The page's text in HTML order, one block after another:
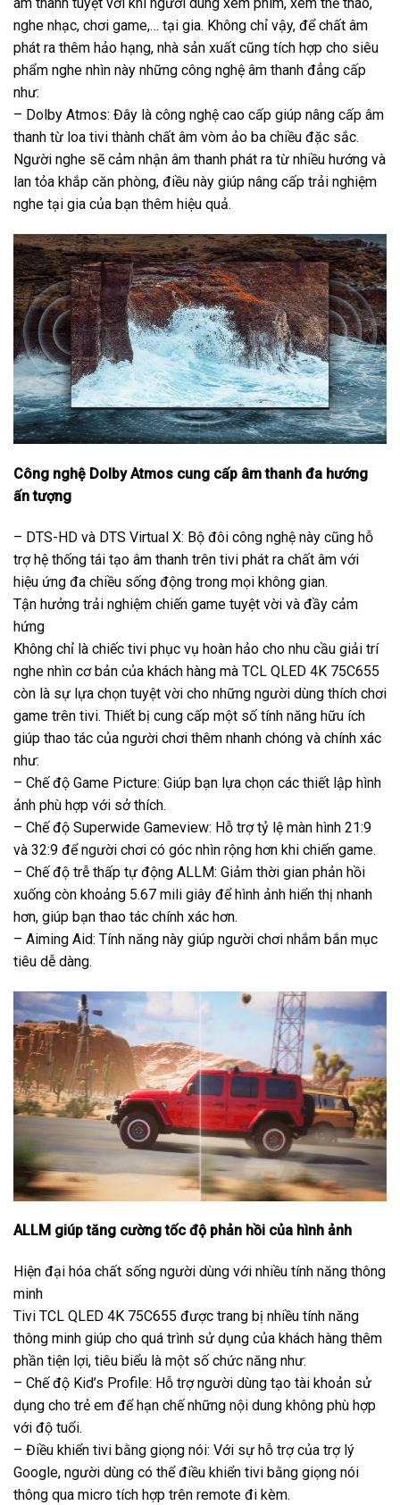
nghe nhạc, chơi game,… tại gia. Không chỉ vậy, để chất âm
phát ra thêm hảo hạng, nhà sản xuất cũng tích hợp cho siêu
phẩm nghe nhìn này những công nghệ âm thanh đẳng cấp
như:
– Dolby Atmos: Đây là công nghệ cao cấp giúp nâng cấp âm
thanh từ loa tivi thành chất âm vòm ảo ba chiều đặc sắc.
Người nghe sẽ cảm nhận âm thanh phát ra từ nhiều hướng và
lan tỏa khắp căn phòng, điều này giúp nâng cấp trải nghiệm
nghe tại gia của bạn thêm hiệu quả.
Công nghệ Dolby Atmos cung cấp âm thanh đa hướng
ấn tượng
– DTS-HD và DTS Virtual X: Bộ đôi công nghệ này cũng hỗ
trợ hệ thống tái tạo âm thanh trên tivi phát ra chất âm với
hiệu ứng đa chiều sống động trong mọi không gian.
Tận hưởng trải nghiệm chiến game tuyệt vời và đầy cảm
hứng
Không chỉ là chiếc tivi phục vụ hoàn hảo cho nhu cầu giải trí
nghe nhìn cơ bản của khách hàng mà TCL QLED 4K 75C655
còn là sự lựa chọn tuyệt vời cho những người dùng thích chơi
game trên tivi. Thiết bị cung cấp một số tính năng hữu ích
giúp thao tác của người chơi thêm nhanh chóng và chính xác
như:
– Chế độ Game Picture: Giúp bạn lựa chọn các thiết lập hình
ảnh phù hợp với sở thích.
– Chế độ Superwide Gameview: Hỗ trợ tỷ lệ màn hình 21:9
và 32:9 để người chơi có góc nhìn rộng hơn khi chiến game.
– Chế độ trễ thấp tự động ALLM: Giảm thời gian phản hồi
xuống còn khoảng 5.67 mili giây để hình ảnh hiển thị nhanh
hơn, giúp bạn thao tác chính xác hơn.
– Aiming Aid: Tính năng này giúp người chơi nhắm bắn mục
tiêu dễ dàng.
ALLM giúp tăng cường tốc độ phản hồi của hình ảnh
Hiện đại hóa chất sống người dùng với nhiều tính năng thông
minh
Tivi TCL QLED 4K 75C655 được trang bị nhiều tính năng
thông minh giúp cho quá trình sử dụng của khách hàng thêm
phần tiện lợi, tiêu biểu là một số chức năng như:
– Chế độ Kid’s Profile: Hỗ trợ người dùng tạo tài khoản sử
dụng cho trẻ em để hạn chế những nội dung không phù hợp
với độ tuổi.
– Điều khiển tivi bằng giọng nói: Với sự hỗ trợ của trợ lý
Google, người dùng có thể điều khiển tivi bằng giọng nói
thông qua micro tích hợp trên remote đi kèm.